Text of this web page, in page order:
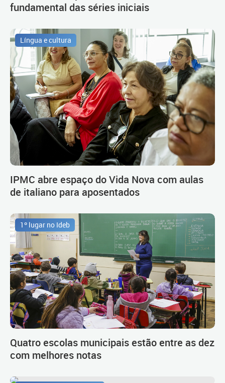
fundamental das séries iniciais
Língua e cultura
IPMC abre espaço do Vida Nova com aulas
de italiano para aposentados
1º lugar no Ideb
Quatro escolas municipais estão entre as dez
com melhores notas